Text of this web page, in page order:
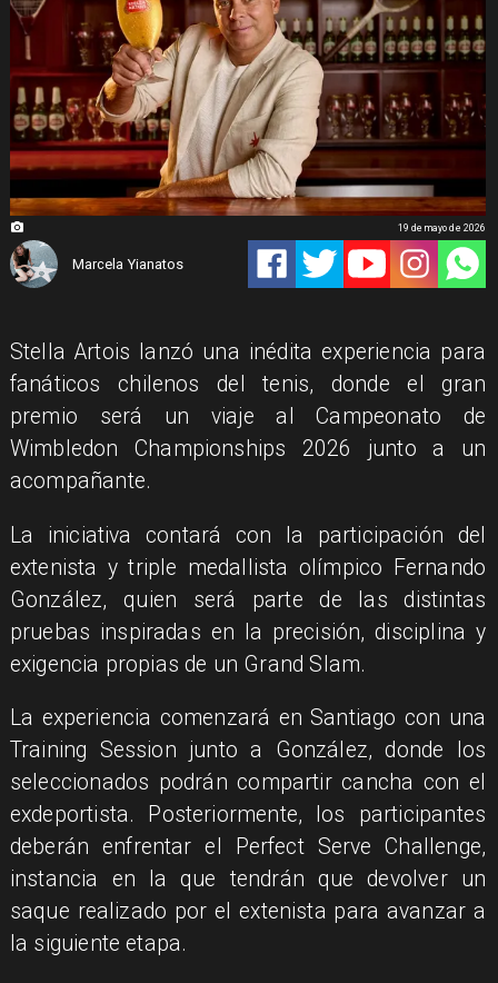
Marcela Yianatos
19 de mayo de 2026
Stella Artois lanzó una inédita experiencia para
fanáticos chilenos del tenis, donde el gran
premio será un viaje al Campeonato de
Wimbledon Championships 2026 junto a un
acompañante.
La iniciativa contará con la participación del
extenista y triple medallista olímpico Fernando
González, quien será parte de las distintas
pruebas inspiradas en la precisión, disciplina y
exigencia propias de un Grand Slam.
La experiencia comenzará en Santiago con una
Training Session junto a González, donde los
seleccionados podrán compartir cancha con el
exdeportista. Posteriormente, los participantes
deberán enfrentar el Perfect Serve Challenge,
instancia en la que tendrán que devolver un
saque realizado por el extenista para avanzar a
la siguiente etapa.